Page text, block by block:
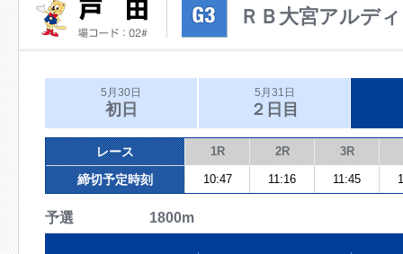
ＲＢ大宮アルデ
5月30日
初日
5月31日
２日目
レース 1R 2R 3R
締切予定時刻 10:47 11:16 11:45
予選 1800m